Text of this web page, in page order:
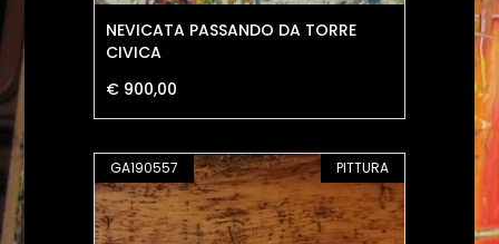
NEVICATA PASSANDO DA TORRE
CIVICA
€ 900,00
GA190557 PITTURA